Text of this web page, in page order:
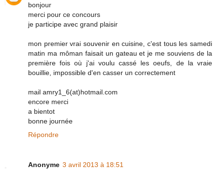
bonjour
merci pour ce concours
je participe avec grand plaisir
mon premier vrai souvenir en cuisine, c'est tous les samedi
matin ma môman faisait un gateau et je me souviens de la
première fois où j'ai voulu cassé les oeufs, de la vraie
bouillie, impossible d'en casser un correctement
mail amry1_6(at)hotmail.com
encore merci
a bientot
bonne journée
Répondre
Anonyme 3 avril 2013 à 18:51